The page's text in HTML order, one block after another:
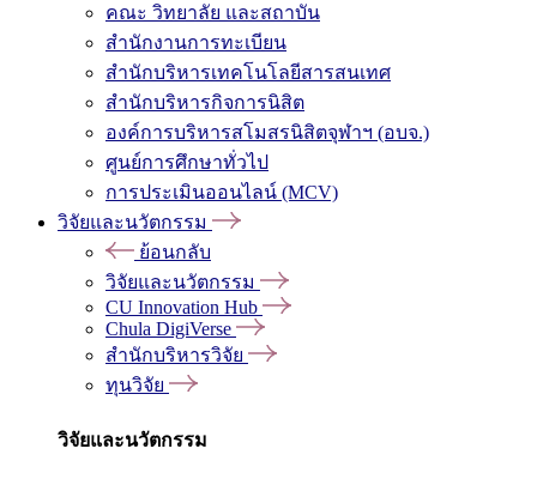
คณะ วิทยาลัย และสถาบัน
สำนักงานการทะเบียน
สำนักบริหารเทคโนโลยีสารสนเทศ
สำนักบริหารกิจการนิสิต
องค์การบริหารสโมสรนิสิตจุฬาฯ (อบจ.)
ศูนย์การศึกษาทั่วไป
การประเมินออนไลน์ (MCV)
วิจัยและนวัตกรรม
ย้อนกลับ
วิจัยและนวัตกรรม
CU Innovation Hub
Chula DigiVerse
สำนักบริหารวิจัย
ทุนวิจัย
วิจัยและนวัตกรรม